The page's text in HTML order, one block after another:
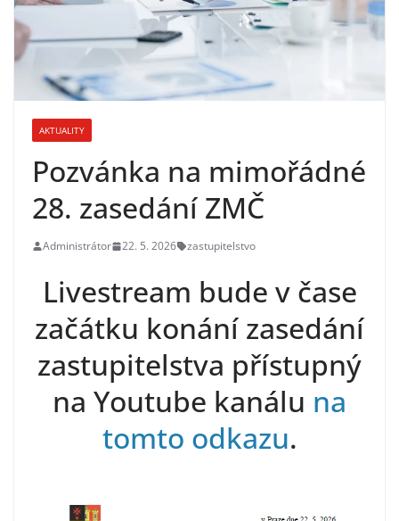
AKTUALITY
Pozvánka na mimořádné
28. zasedání ZMČ
Administrátor 22. 5. 2026 zastupitelstvo
Livestream bude v čase
začátku konání zasedání
zastupitelstva přístupný
na Youtube kanálu na
tomto odkazu.